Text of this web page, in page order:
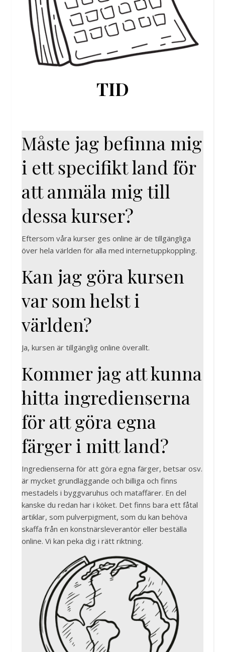
TID
Måste jag befinna mig
i ett specifikt land för
att anmäla mig till
dessa kurser?
Eftersom våra kurser ges online är de tillgängliga
över hela världen för alla med internetuppkoppling.
Kan jag göra kursen
var som helst i
världen?
Ja, kursen är tillgänglig online överallt.
Kommer jag att kunna
hitta ingredienserna
för att göra egna
färger i mitt land?
Ingredienserna för att göra egna färger, betsar osv.
är mycket grundläggande och billiga och finns
mestadels i byggvaruhus och mataffärer. En del
kanske du redan har i köket. Det finns bara ett fåtal
artiklar, som pulverpigment, som du kan behöva
skaffa från en konstnärsleverantör eller beställa
online. Vi kan peka dig i rätt riktning.